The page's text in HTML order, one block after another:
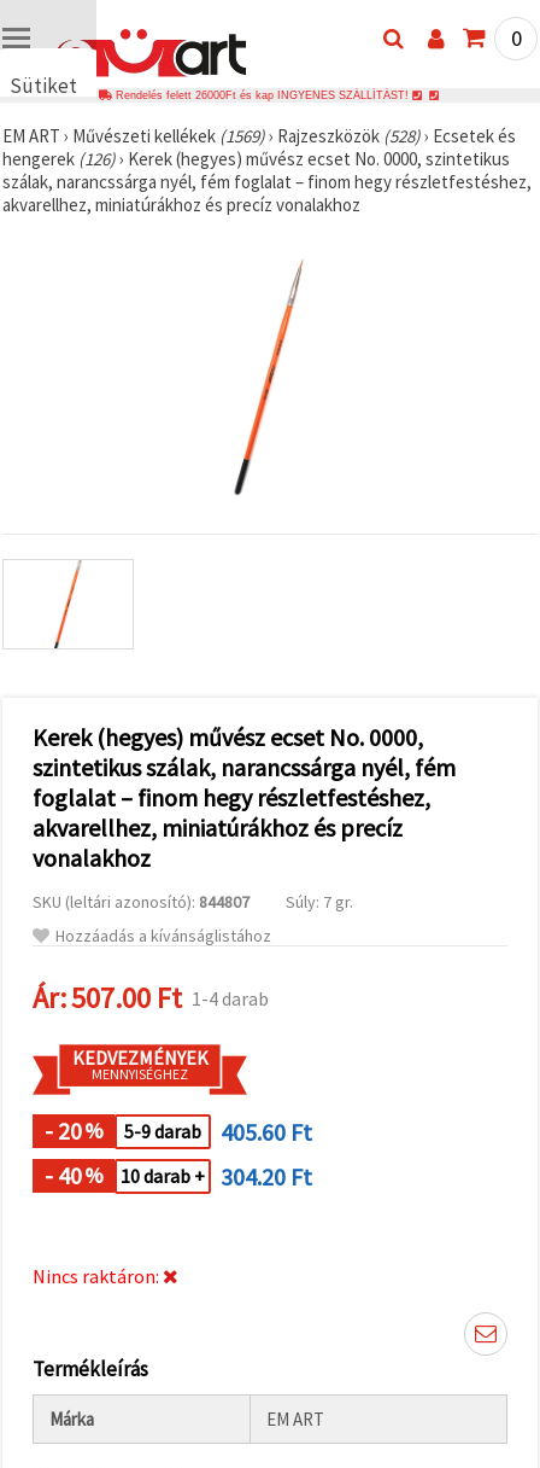
Sütiket
🍪 Cookie-
kat és
hasonló
technológiákat
forgalmat,
relevánsabb
tartalmat
hirdetéseket
jelenítsünk
marketingpartnereink
segítségével
Az "Összes
elfogadása"
gombra
kattintva
elfogadhatja
sütit, vagy
Beállításokban
preferenciáit
az adott
kiválasztásával
és a
"Mentés"
gombra
kattintva.
Fogadja
Beállítások
0
Rendelés felett 26000Ft és kap INGYENES SZÁLLÍTÁST!
EM ART › Művészeti kellékek (1569)› Rajzeszközök (528)› Ecsetek és
hengerek (126)› Kerek (hegyes) művész ecset No. 0000, szintetikus
szálak, narancssárga nyél, fém foglalat – finom hegy részletfestéshez,
akvarellhez, miniatúrákhoz és precíz vonalakhoz
Kerek (hegyes) művész ecset No. 0000,
szintetikus szálak, narancssárga nyél, fém
foglalat – finom hegy részletfestéshez,
akvarellhez, miniatúrákhoz és precíz
vonalakhoz
SKU (leltári azonosító): 844807
Súly: 7 gr.
Hozzáadás a kívánságlistához
Ár:507.00 Ft 1-4 darab
KEDVEZMÉNYEK
MENNYISÉGHEZ
- 20% 5-9 darab
405.60 Ft
- 40% 10 darab + 304.20 Ft
Nincs raktáron:
Termékleírás
Márka EM ART